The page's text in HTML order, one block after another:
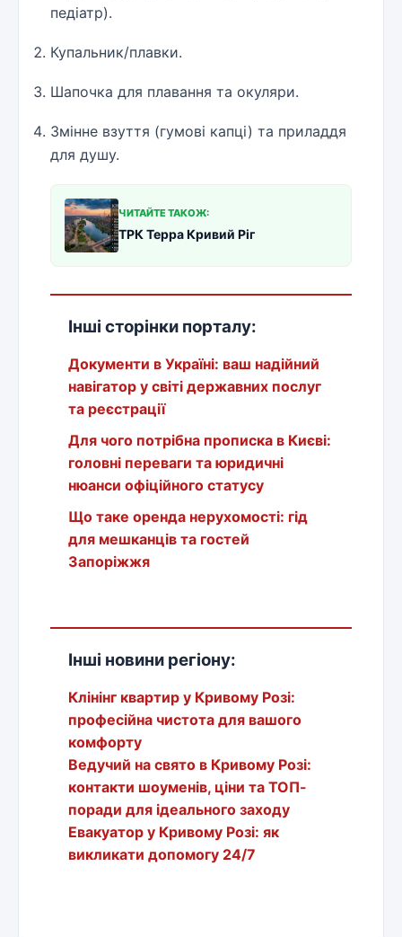
педіатр).
Купальник/плавки.
Шапочка для плавання та окуляри.
Змінне взуття (гумові капці) та приладдя
для душу.
ЧИТАЙТЕ ТАКОЖ:
ТРК Терра Кривий Ріг
Інші сторінки порталу:
Документи в Україні: ваш надійний
навігатор у світі державних послуг
та реєстрації
Для чого потрібна прописка в Києві:
головні переваги та юридичні
нюанси офіційного статусу
Що таке оренда нерухомості: гід
для мешканців та гостей
Запоріжжя
Інші новини регіону:
Клінінг квартир у Кривому Розі:
професійна чистота для вашого
комфорту
Ведучий на свято в Кривому Розі:
контакти шоуменів, ціни та ТОП-
поради для ідеального заходу
Евакуатор у Кривому Розі: як
викликати допомогу 24/7